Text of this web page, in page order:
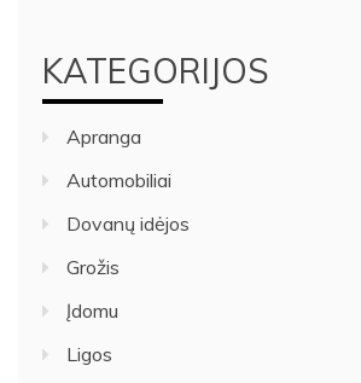
KATEGORIJOS
Apranga
Automobiliai
Dovanų idėjos
Grožis
Įdomu
Ligos